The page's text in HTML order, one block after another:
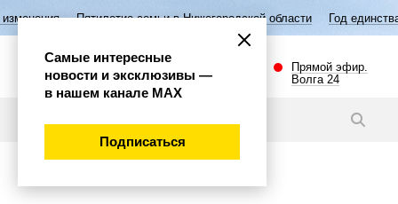
Пятилетие семьи в Нижегородской области Год единства народов
Прямой эфир.
Волга 24
Самые интересные
новости и эксклюзивы —
в нашем канале МАХ
Подписаться